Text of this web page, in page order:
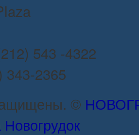
543 -4322
343-2365
©